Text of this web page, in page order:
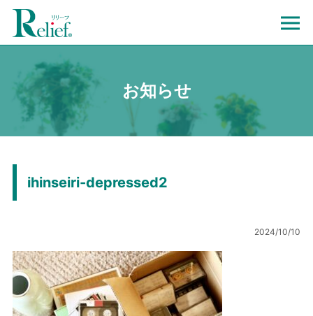
お知らせ
ihinseiri-depressed2
2024/10/10